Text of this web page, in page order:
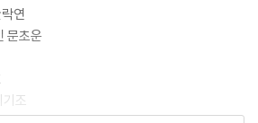
한 책입니다. 시력이 좋지 않거나 글자가 작아
읽기의 즐거움을 되찾아 드리고자 합니다.
연
문초운
조